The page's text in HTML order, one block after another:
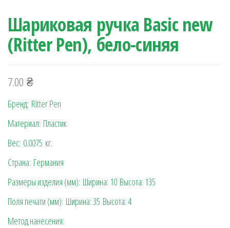
Шариковая ручка Basic new
(Ritter Pen), бело-синяя
7.00 ₴
Бренд: Ritter Pen
Материал: Пластик
Вес: 0.0075 кг.
Страна: Германия
Размеры изделия (мм): Ширина: 10 Высота: 135
Поля печати (мм): Ширина: 35 Высота: 4
Метод нанесения: